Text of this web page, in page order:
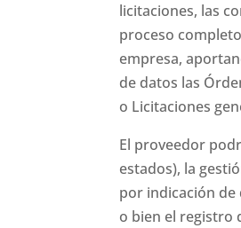
licitaciones, las
proceso
empresa,
de datos las
o Licitaciones
El proveedor
estados), la
por indicación de
o bien el registro